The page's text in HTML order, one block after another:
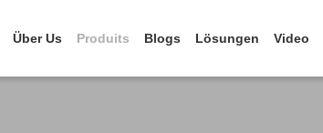
Über Us Produits Blogs Lösungen Video